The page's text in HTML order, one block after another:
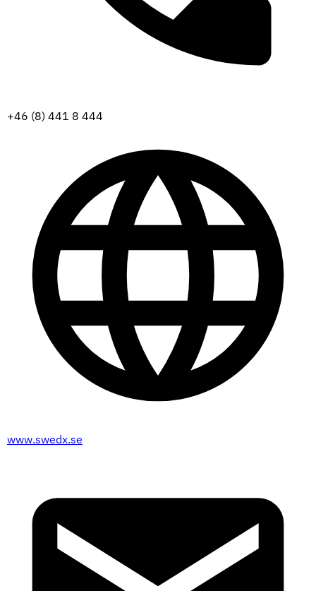
+46 (8) 441 8 444
www.swedx.se